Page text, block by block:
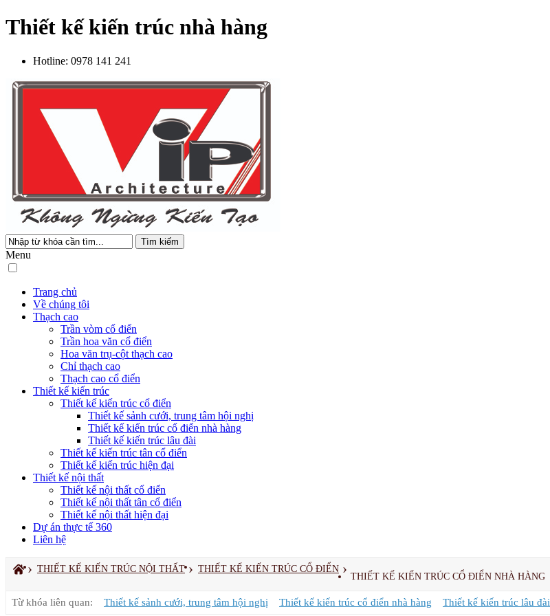
Thiết kế kiến trúc nhà hàng
Hotline: 0978 141 241
Tìm kiếm
Menu
Trang chủ
Về chúng tôi
Thạch cao
Trần vòm cổ điển
Trần hoa văn cổ điển
Hoa văn trụ-cột thạch cao
Chỉ thạch cao
Thạch cao cổ điển
Thiết kế kiến trúc
Thiết kế kiến trúc cổ điển
Thiết kế sảnh cưới, trung tâm hội nghị
Thiết kế kiến trúc cổ điển nhà hàng
Thiết kế kiến trúc lâu đài
Thiết kế kiến trúc tân cổ điển
Thiết kế kiến trúc hiện đại
Thiết kế nội thất
Thiết kế nội thất cổ điển
Thiết kế nội thất tân cổ điển
Thiết kế nội thất hiện đại
Dự án thực tế 360
Liên hệ
› THIẾT KẾ KIẾN TRÚC NỘI THẤT › THIẾT KẾ KIẾN TRÚC CỔ ĐIỂN ›
THIẾT KẾ KIẾN TRÚC CỔ ĐIỂN NHÀ HÀNG
Từ khóa liên quan: Thiết kế sảnh cưới, trung tâm hội nghị Thiết kế kiến trúc cổ điển nhà hàng Thiết kế kiến trúc lâu đài